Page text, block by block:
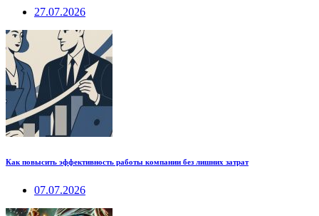
27.07.2026
Как повысить эффективность работы компании без лишних затрат
07.07.2026